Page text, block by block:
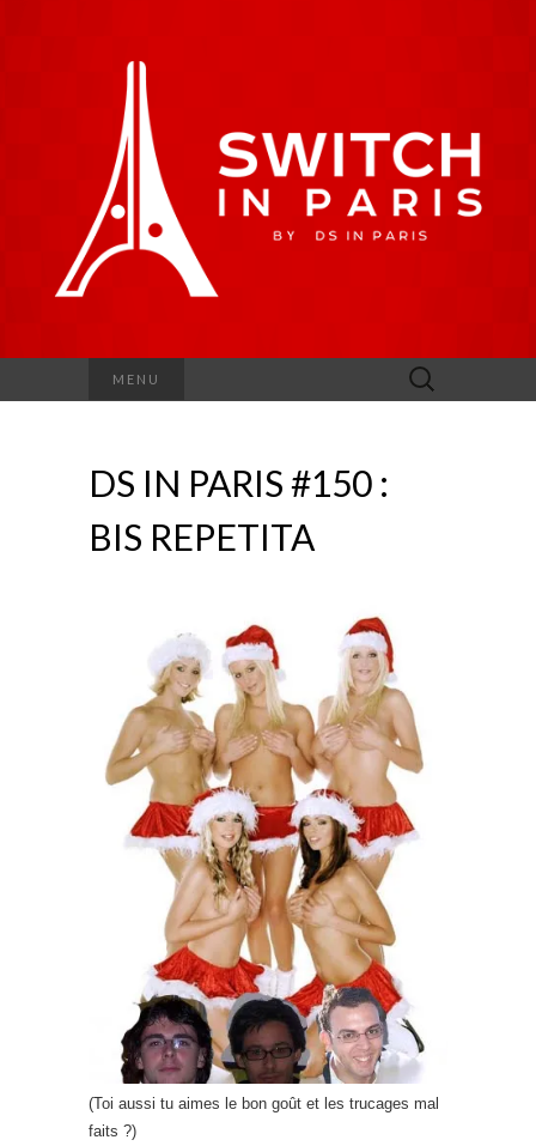
MENU Rechercher :
DS IN PARIS #150 :
BIS REPETITA
(Toi aussi tu aimes le bon goût et les trucages mal
faits ?)